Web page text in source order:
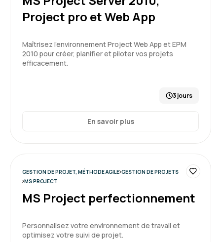
Project pro et Web App
Maîtrisez l’environnement Project Web App et EPM
2010 pour créer, planifier et piloter vos projets
efficacement.
3 jours
En savoir plus
GESTION DE PROJET, MÉTHODE AGILE GESTION DE PROJETS
MS PROJECT
MS Project perfectionnement
Personnalisez votre environnement de travail et
optimisez votre suivi de projet.